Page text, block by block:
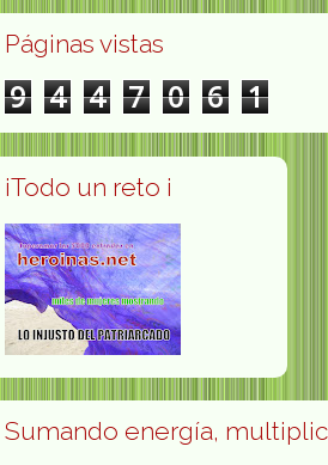
Páginas vistas
9 4 4 7 0 6 1
¡Todo un reto ¡
Sumando energía,